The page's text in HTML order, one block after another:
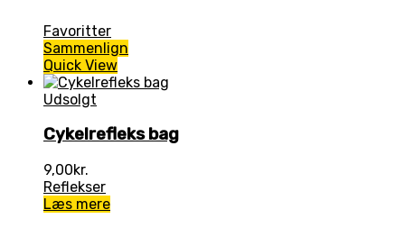
Favoritter
Sammenlign
Quick View
Udsolgt
Cykelrefleks bag
9,00kr.
Reflekser
Læs mere